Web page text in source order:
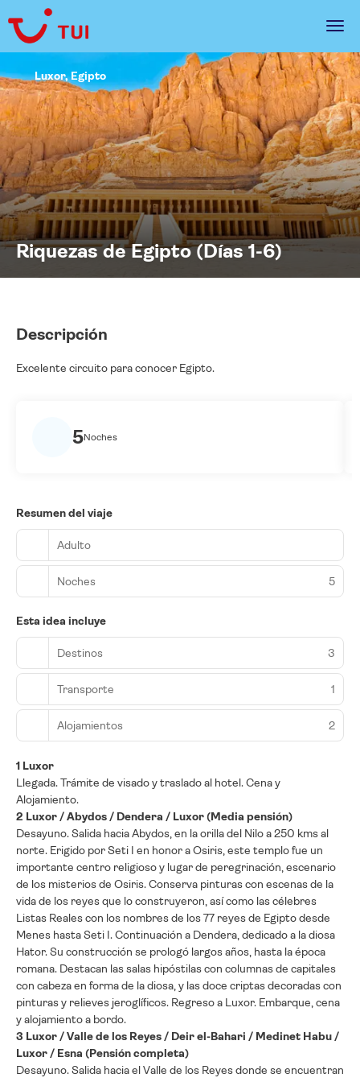
Riquezas de Egipto (Días 1-6)
Luxor, Egipto
Descripción
Excelente circuito para conocer Egipto.
5Noches
Resumen del viaje
Adulto
Noches 5
Esta idea incluye
Destinos 3
Transporte 1
Alojamientos 2
1 Luxor
Llegada. Trámite de visado y traslado al hotel. Cena y
Alojamiento.
2 Luxor / Abydos / Dendera / Luxor (Media pensión)
Desayuno. Salida hacia Abydos, en la orilla del Nilo a 250 kms al
norte. Erigido por Seti I en honor a Osiris, este templo fue un
importante centro religioso y lugar de peregrinación, escenario
de los misterios de Osiris. Conserva pinturas con escenas de la
vida de los reyes que lo construyeron, así como las célebres
Listas Reales con los nombres de los 77 reyes de Egipto desde
Menes hasta Seti I. Continuación a Dendera, dedicado a la diosa
Hator. Su construcción se prologó largos años, hasta la época
romana. Destacan las salas hipóstilas con columnas de capitales
con cabeza en forma de la diosa, y las doce criptas decoradas con
pinturas y relieves jeroglíficos. Regreso a Luxor. Embarque, cena
y alojamiento a bordo.
3 Luxor / Valle de los Reyes / Deir el-Bahari / Medinet Habu /
Luxor / Esna (Pensión completa)
Desayuno. Salida hacia el Valle de los Reyes donde se encuentran